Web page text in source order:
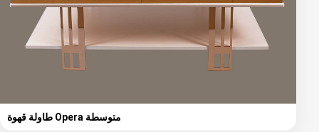
طاولة قهوة Opera متوسطة